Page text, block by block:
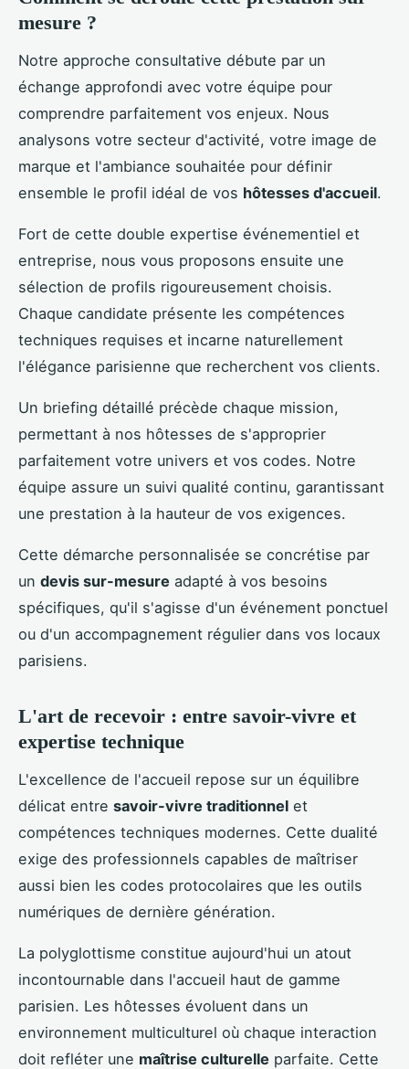
mesure ?
Notre approche consultative débute par un
échange approfondi avec votre équipe pour
comprendre parfaitement vos enjeux. Nous
analysons votre secteur d'activité, votre image de
marque et l'ambiance souhaitée pour définir
ensemble le profil idéal de vos hôtesses d'accueil.
Fort de cette double expertise événementiel et
entreprise, nous vous proposons ensuite une
sélection de profils rigoureusement choisis.
Chaque candidate présente les compétences
techniques requises et incarne naturellement
l'élégance parisienne que recherchent vos clients.
Un briefing détaillé précède chaque mission,
permettant à nos hôtesses de s'approprier
parfaitement votre univers et vos codes. Notre
équipe assure un suivi qualité continu, garantissant
une prestation à la hauteur de vos exigences.
Cette démarche personnalisée se concrétise par
un devis sur-mesure adapté à vos besoins
spécifiques, qu'il s'agisse d'un événement ponctuel
ou d'un accompagnement régulier dans vos locaux
parisiens.
L'art de recevoir : entre savoir-vivre et
expertise technique
L'excellence de l'accueil repose sur un équilibre
délicat entre savoir-vivre traditionnel et
compétences techniques modernes. Cette dualité
exige des professionnels capables de maîtriser
aussi bien les codes protocolaires que les outils
numériques de dernière génération.
La polyglottisme constitue aujourd'hui un atout
incontournable dans l'accueil haut de gamme
parisien. Les hôtesses évoluent dans un
environnement multiculturel où chaque interaction
doit refléter une maîtrise culturelle parfaite. Cette